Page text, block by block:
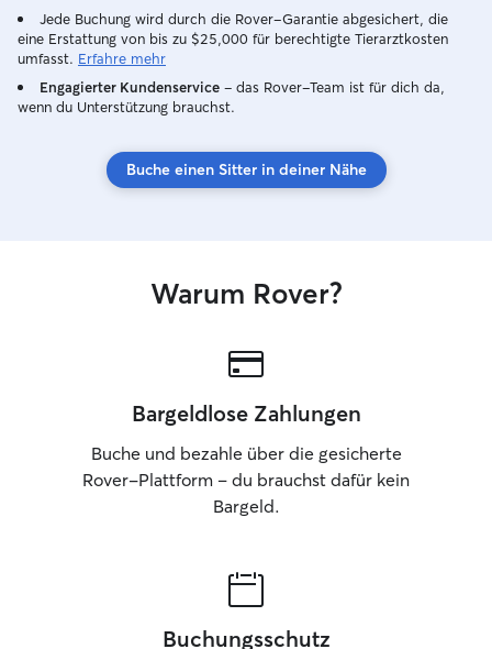
Vorgaben
Gewohnheiten.
erster Stelle
Jede Buchung wird durch die Rover-Garantie abgesichert, die
eine Erstattung von bis zu $25,000 für berechtigte Tierarztkosten
umfasst. Erfahre mehr
Engagierter Kundenservice – das Rover-Team ist für dich da,
wenn du Unterstützung brauchst.
Buche einen Sitter in deiner Nähe
Warum Rover?
Bargeldlose Zahlungen
Buche und bezahle über die gesicherte
Rover-Plattform – du brauchst dafür kein
Bargeld.
Buchungsschutz